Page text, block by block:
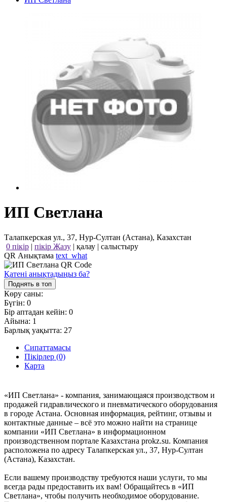
ИП Светлана
Талапкерская ул., 37, Нур-Султан (Астана), Казахстан
0 пікір | пікір Жазу | қалау | салыстыру
QR Анықтама text_what
Қатені анықтадыңыз ба?
Поднять в топ
Көру саны:
Бүгін: 0
Бір аптадан кейін: 0
Айына: 1
Барлық уақытта: 27
Сипаттамасы
Пікірлер (0)
Карта
«ИП Светлана» - компания, занимающаяся производством и
продажей гидравлического и пневматического оборудования
в городе Астана. Основная информация, рейтинг, отзывы и
контактные данные – всё это можно найти на странице
компании «ИП Светлана» в информационном
производственном портале Казахстана prokz.su. Компания
расположена по адресу Талапкерская ул., 37, Нур-Султан
(Астана), Казахстан.
Если вашему производству требуются наши услуги, то мы
всегда рады предоставить их вам! Обращайтесь в «ИП
Светлана», чтобы получить необходимое оборудование.